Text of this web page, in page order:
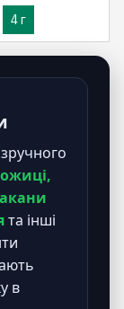
4 г
та інші
в